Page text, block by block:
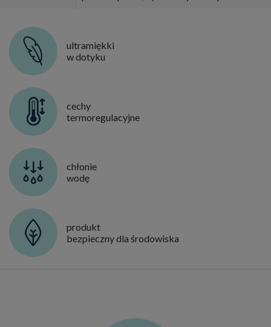
ultramiękki
w dotyku
cechy
termoregulacyjne
chłonie
wodę
produkt
bezpieczny dla środowiska